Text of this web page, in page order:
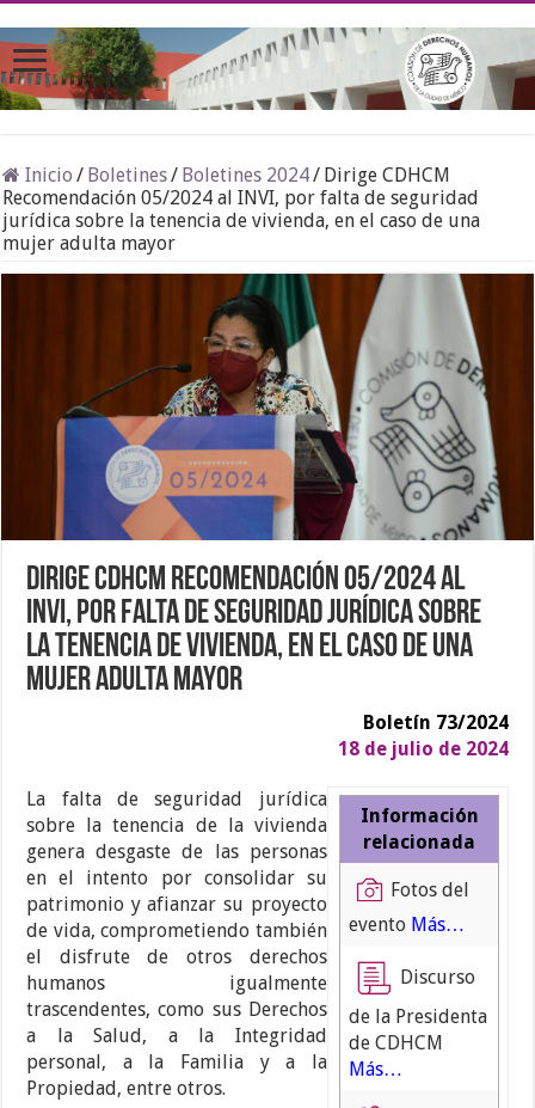
Inicio / Boletines/ Boletines 2024/ Dirige CDHCM
Recomendación 05/2024 al INVI, por falta de seguridad
jurídica sobre la tenencia de vivienda, en el caso de una
mujer adulta mayor
Dirige CDHCM Recomendación 05/2024 al
INVI, por falta de seguridad jurídica sobre
la tenencia de vivienda, en el caso de una
mujer adulta mayor
Boletín 73/2024
18 de julio de 2024
Información
relacionada
Fotos del
evento Más…
Discurso
de la Presidenta
de CDHCM
Más…
La falta de seguridad jurídica
sobre la tenencia de la vivienda
genera desgaste de las personas
en el intento por consolidar su
patrimonio y afianzar su proyecto
de vida, comprometiendo también
el disfrute de otros derechos
humanos igualmente
trascendentes, como sus Derechos
a la Salud, a la Integridad
personal, a la Familia y a la
Propiedad, entre otros.